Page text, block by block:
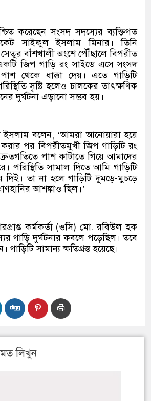
করেছেন সংসদ সদস্যের ব্যক্তিগত
সাইফুল ইসলাম মিনার। তিনি
সেতুর বাঁশখালী অংশে পৌঁছালে বিপরীত
জিপ গাড়ি রং সাইডে এসে সংসদ
থেকে ধাক্কা দেয়। এতে গাড়িটি
সৃষ্টি হলেও চালকের তাৎক্ষণিক
দুর্ঘটনা এড়ানো সম্ভব হয়।
বলেন, ‘আমরা আনোয়ারা হয়ে
করার পর বিপরীতমুখী জিপ গাড়িটি রং
পাশ কাটাতে গিয়ে আমাদের
পরিস্থিতি সামাল দিতে আমি গাড়িটি
দিই। তা না হলে গাড়িটি দুমড়ে-মুচড়ে
আশঙ্কাও ছিল।’
কর্মকর্তা (ওসি) মো. রবিউল হক
গাড়ি দুর্ঘটনার কবলে পড়েছিল। তবে
গাড়িটি সামান্য ক্ষতিগ্রস্ত হয়েছে।
লিখুন